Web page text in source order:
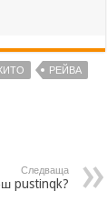
РЕЙВА
Следваща
pustinqk?